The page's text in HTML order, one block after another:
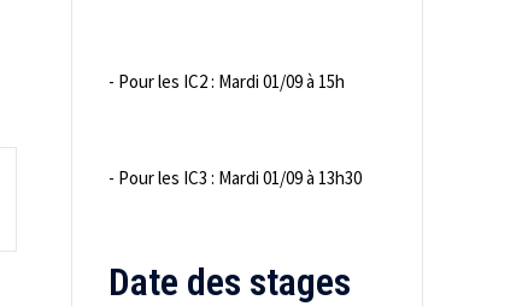
- Pour les IC2 : Mardi 01/09 à 15h
- Pour les IC3 : Mardi 01/09 à 13h30
Date des stages